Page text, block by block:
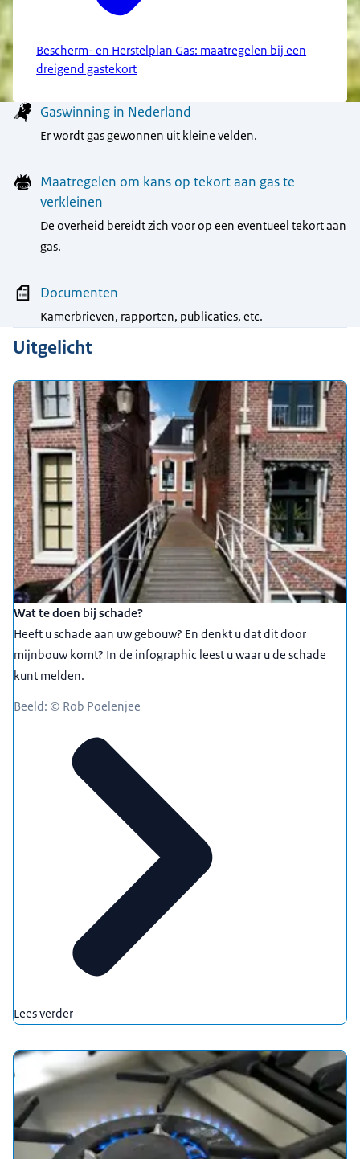
Bescherm- en Herstelplan Gas: maatregelen bij een
dreigend gastekort
MenuGaswinning in Nederland
Er wordt gas gewonnen uit kleine velden.
Maatregelen om kans op tekort aan gas te
verkleinen
De overheid bereidt zich voor op een eventueel tekort aan
gas.
Documenten
Kamerbrieven, rapporten, publicaties, etc.
Uitgelicht
Wat te doen bij schade?
Heeft u schade aan uw gebouw? En denkt u dat dit door
mijnbouw komt? In de infographic leest u waar u de schade
kunt melden.
Beeld: © Rob Poelenjee
Lees verder